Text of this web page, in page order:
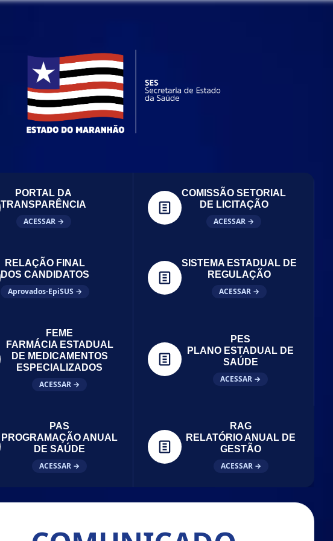
PORTAL DA
TRANSPARÊNCIA
ACESSAR →
COMISSÃO SETORIAL
DE LICITAÇÃO
ACESSAR →
RELAÇÃO FINAL
DOS CANDIDATOS
Aprovados-EpiSUS →
SISTEMA ESTADUAL DE
REGULAÇÃO
ACESSAR →
FEME
FARMÁCIA ESTADUAL
DE MEDICAMENTOS
ESPECIALIZADOS
ACESSAR →
PES
PLANO ESTADUAL DE
SAÚDE
ACESSAR →
PAS
PROGRAMAÇÃO ANUAL
DE SAÚDE
ACESSAR →
RAG
RELATÓRIO ANUAL DE
GESTÃO
ACESSAR →